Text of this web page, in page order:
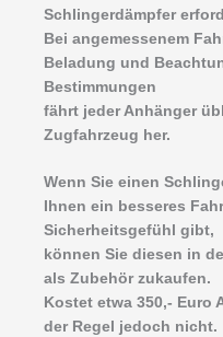
Schlingerdämpfer
Bei angemessenem
Beladung und
Bestimmungen
fährt jeder Anhänger
Zugfahrzeug her.
Wenn Sie einen
Ihnen ein besseres
Sicherheitsgefühl gibt,
können Sie diesen in
als Zubehör zukaufen.
Kostet etwa 350,-
der Regel jedoch nicht.